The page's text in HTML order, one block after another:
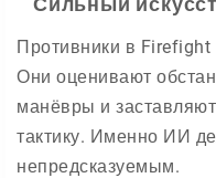
Противники в
Они оценивают
манёвры и
тактику. Именно ИИ
непредсказуемым.